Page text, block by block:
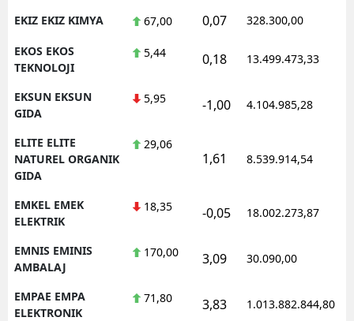
EKIZ EKIZ KIMYA 67,00 0,07 328.300,00
EKOS EKOS
TEKNOLOJI
5,44 0,18 13.499.473,33
EKSUN EKSUN
GIDA
5,95 -1,00 4.104.985,28
ELITE ELITE
NATUREL ORGANIK
GIDA
29,06
1,61 8.539.914,54
EMKEL EMEK
ELEKTRIK
18,35 -0,05 18.002.273,87
EMNIS EMINIS
AMBALAJ
170,00 3,09 30.090,00
EMPAE EMPA
ELEKTRONIK
71,80 3,83 1.013.882.844,80